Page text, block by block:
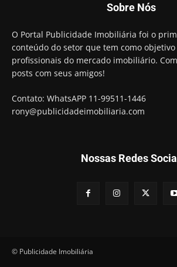
Sobre Nós
O Portal Publicidade Imobiliária foi o
conteúdo do setor que tem como
profissionais do mercado imobiliário.
posts com seus amigos!
Contato: WhatsAPP 11-99511-1446
rony@publicidadeimobiliaria.com
Nossas Redes
© Publicidade Imobiliária